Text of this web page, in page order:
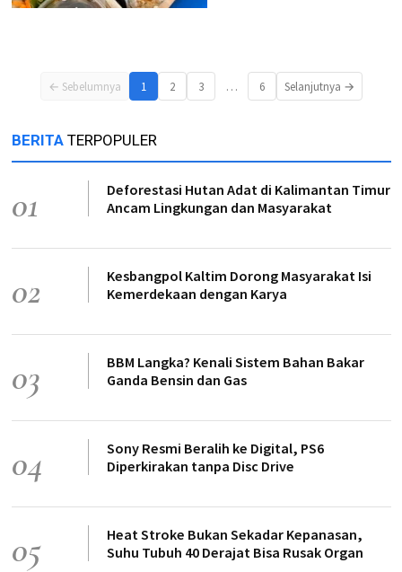
← Sebelumnya 1 2 3 … 6 Selanjutnya →
BERITA TERPOPULER
01
Deforestasi Hutan Adat di Kalimantan Timur
Ancam Lingkungan dan Masyarakat
02
Kesbangpol Kaltim Dorong Masyarakat Isi
Kemerdekaan dengan Karya
03
BBM Langka? Kenali Sistem Bahan Bakar
Ganda Bensin dan Gas
04
Sony Resmi Beralih ke Digital, PS6
Diperkirakan tanpa Disc Drive
05
Heat Stroke Bukan Sekadar Kepanasan,
Suhu Tubuh 40 Derajat Bisa Rusak Organ